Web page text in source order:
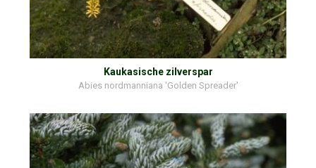
Kaukasische zilverspar
Abies nordmanniana 'Golden Spreader'